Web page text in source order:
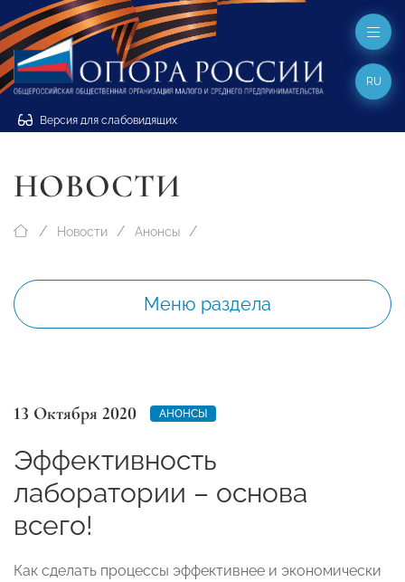
Версия для слабовидящих
RU
НОВОСТИ
Новости Анонсы
Меню раздела
13 Октября 2020 АНОНСЫ
Эффективность
лаборатории – основа
всего!
Как сделать процессы эффективнее и экономически